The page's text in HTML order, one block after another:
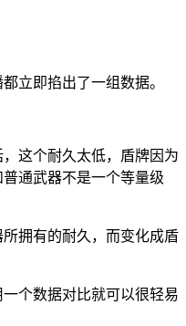
立即掐出了一组数据。
这个耐久太低，盾牌因为
通武器不是一个等量级
拥有的耐久，而变化成盾
个数据对比就可以很轻易